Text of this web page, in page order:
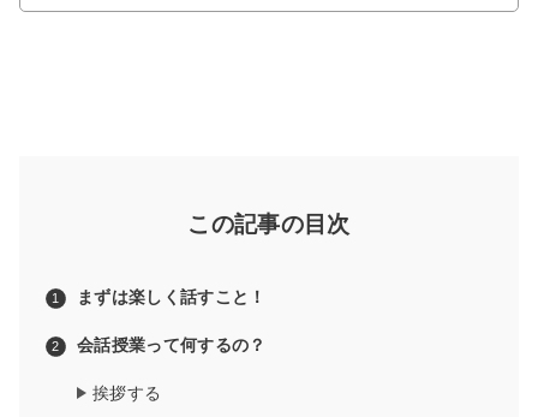
この記事の目次
まずは楽しく話すこと！
会話授業って何するの？
挨拶する